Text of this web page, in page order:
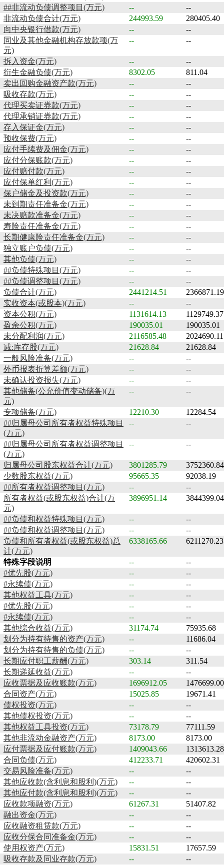
##非流动负债调整项目(万元)
--
--
非流动负债合计(万元)
244993.59
280405.40
向中央银行借款(万元)
--
--
同业及其他金融机构存放款项(万
元)
-- --
拆入资金(万元) --
--
衍生金融负债(万元)
8302.05
811.04
卖出回购金融资产款(万元)
--
--
吸收存款(万元)
--
--
代理买卖证券款(万元)
--
--
代理承销证券款(万元)
--
--
存入保证金(万元)
--
--
预收保费(万元)
--
--
应付手续费及佣金(万元)
--
--
应付分保账款(万元)
--
--
应付赔付款(万元)
--
--
应付保单红利(万元)
--
--
保户储金及投资款(万元)
--
--
未到期责任准备金(万元)
--
--
未决赔款准备金(万元)
--
--
寿险责任准备金(万元)
--
--
长期健康险责任准备金(万元)
--
--
独立账户负债(万元)
--
--
其他负债(万元)
--
--
##负债特殊项目(万元)
--
--
##负债调整项目(万元)
--
--
负债合计(万元)
2441214.51
2366871.19
实收资本(或股本)(万元)
--
--
资本公积(万元)
1131614.13
1129749.37
盈余公积(万元)
190035.01
190035.01
未分配利润(万元)
2116585.48
2024690.11
减:库存股(万元)
21628.84
21628.84
一般风险准备(万元)
--
--
外币报表折算差额(万元)
--
--
未确认投资损失(万元)
--
--
其他储备(公允价值变动储备)(万
元)
-- --
专项储备(万元) 12210.30
12284.54
##归属母公司所有者权益特殊项目
(万元)
-- --
##归属母公司所有者权益调整项目
(万元)
-- --
归属母公司股东权益合计(万元) 3801285.79
3752360.84
少数股东权益(万元)
95665.35
92038.19
##所有者权益调整项目(万元)
--
--
所有者权益(或股东权益)合计(万
元)
3896951.14 3844399.04
##负债和权益特殊项目(万元) --
--
##负债和权益调整项目(万元)
--
--
负债和所有者权益(或股东权益)总
计(万元)
6338165.66 6211270.23
特殊字段说明 --
--
#优先股(万元)
--
--
#永续债(万元)
--
--
其他权益工具(万元)
--
--
#优先股(万元)
--
--
#永续债(万元)
--
--
其他综合收益(万元)
31174.74
75935.68
划分为持有待售的资产(万元)
--
11686.04
划分为持有待售的负债(万元)
--
--
长期应付职工薪酬(万元)
303.14
311.54
长期递延收益(万元)
--
--
应收票据及应收账款(万元)
1696912.05
1476699.00
合同资产(万元)
15025.85
19671.41
债权投资(万元)
--
--
其他债权投资(万元)
--
--
其他权益工具投资(万元)
73178.79
77111.59
其他非流动金融资产(万元)
8173.00
8173.00
应付票据及应付账款(万元)
1409043.66
1313613.28
合同负债(万元)
412233.71
420602.31
交易风险准备(万元)
--
--
其他应收款(含利息和股利)(万元)
--
--
其他应付款(含利息和股利)(万元)
--
--
应收款项融资(万元)
61267.31
51407.82
融出资金(万元)
--
--
应收融资租赁款(万元)
--
--
应收分保合同准备金(万元)
--
--
使用权资产(万元)
15831.51
17657.59
吸收存款及同业存款(万元)
--
--